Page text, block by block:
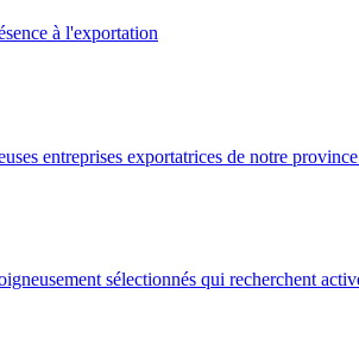
à l'exportation
entreprises exportatrices de notre
sélectionnés qui recherchent